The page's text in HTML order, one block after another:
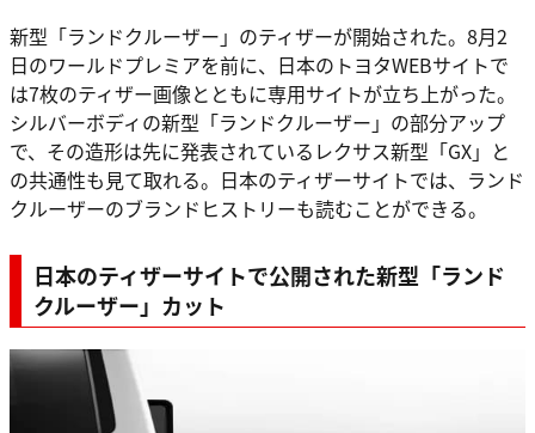
新型「ランドクルーザー」のティザーが開始された。8月2
日のワールドプレミアを前に、日本のトヨタWEBサイトで
は7枚のティザー画像とともに専用サイトが立ち上がった。
シルバーボディの新型「ランドクルーザー」の部分アップ
で、その造形は先に発表されているレクサス新型「GX」と
の共通性も見て取れる。日本のティザーサイトでは、ランド
クルーザーのブランドヒストリーも読むことができる。
日本のティザーサイトで公開された新型「ランド
クルーザー」カット